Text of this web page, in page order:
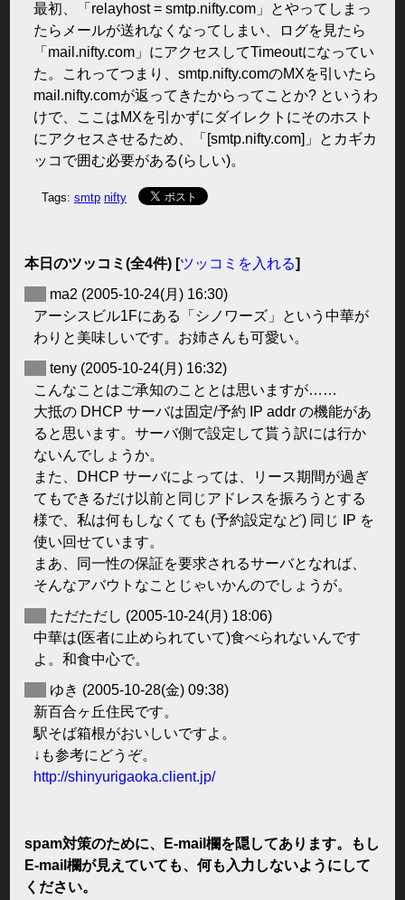
最初、「relayhost = smtp.nifty.com」とやってしまっ
たらメールが送れなくなってしまい、ログを見たら
「mail.nifty.com」にアクセスしてTimeoutになってい
た。これってつまり、smtp.nifty.comのMXを引いたら
mail.nifty.comが返ってきたからってことか? というわ
けで、ここはMXを引かずにダイレクトにそのホスト
にアクセスさせるため、「[smtp.nifty.com]」とカギカ
ッコで囲む必要がある(らしい)。
Tags: smtp nifty
本日のツッコミ(全4件) [ツッコミを入れる]
ma2 (2005-10-24(月) 16:30)
アーシスビル1Fにある「シノワーズ」という中華が
わりと美味しいです。お姉さんも可愛い。
teny (2005-10-24(月) 16:32)
こんなことはご承知のこととは思いますが……
大抵の DHCP サーバは固定/予約 IP addr の機能があ
ると思います。サーバ側で設定して貰う訳には行か
ないんでしょうか。
また、DHCP サーバによっては、リース期間が過ぎ
てもできるだけ以前と同じアドレスを振ろうとする
様で、私は何もしなくても (予約設定など) 同じ IP を
使い回せています。
まあ、同一性の保証を要求されるサーバとなれば、
そんなアバウトなことじゃいかんのでしょうが。
ただただし (2005-10-24(月) 18:06)
中華は(医者に止められていて)食べられないんです
よ。和食中心で。
ゆき (2005-10-28(金) 09:38)
新百合ヶ丘住民です。
駅そば箱根がおいしいですよ。
↓も参考にどうぞ。
http://shinyurigaoka.client.jp/
spam対策のために、E-mail欄を隠してあります。もし
E-mail欄が見えていても、何も入力しないようにして
ください。